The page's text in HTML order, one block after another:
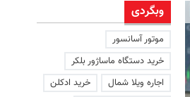
وبگردی
موتور آسانسور
خرید دستگاه ماساژور بلکر
اجاره ویلا شمال
خرید ادکلن